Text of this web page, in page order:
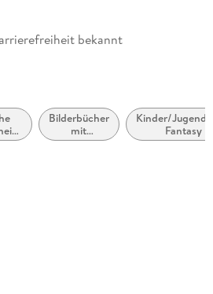
bekannt
Bilderbücher
mit
Erzähltexten
Kinder/
Fantasy